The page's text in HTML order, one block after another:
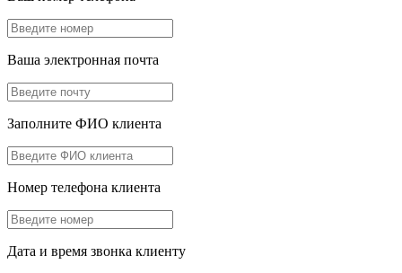
Ваша электронная почта
Заполните ФИО клиента
Номер телефона клиента
Дата и время звонка клиенту